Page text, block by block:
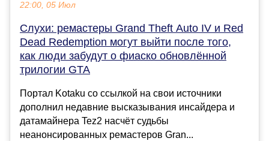
22:00, 05 Июл
Слухи: ремастеры Grand Theft Auto IV и Red
Dead Redemption могут выйти после того,
как люди забудут о фиаско обновлённой
трилогии GTA
Портал Kotaku со ссылкой на свои источники
дополнил недавние высказывания инсайдера и
датамайнера Tez2 насчёт судьбы
неанонсированных ремастеров Gran...